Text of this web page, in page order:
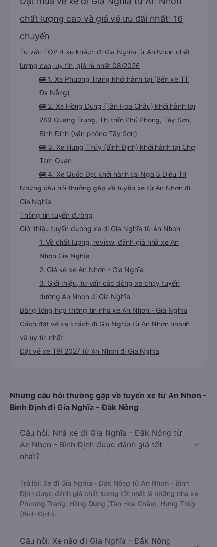
chất lượng cao và giá vé ưu đãi nhất: 16
chuyến
Tư vấn TOP 4 xe khách đi Gia Nghĩa từ An Nhơn chất
lượng cao, uy tín, giá rẻ nhất 08/2026
🚌 1. Xe Phương Trang khởi hành tại (Bến xe TT
Đà Nẵng)
🚌 2. Xe Hồng Dung (Tân Hoa Châu) khởi hành tại
269 Quang Trung, Thị trấn Phú Phong, Tây Sơn,
Bình Định (Văn phòng Tây Sơn)
🚌 3. Xe Hưng Thủy (Bình Định) khởi hành tại Chợ
Tam Quan
🚌 4. Xe Quốc Đạt khởi hành tại Ngã 3 Diêu Trì
Những câu hỏi thường gặp về tuyến xe từ An Nhơn đi
Gia Nghĩa
Thông tin tuyến đường
Giới thiệu tuyến đường xe đi Gia Nghĩa từ An Nhơn
1. Về chất lượng, review, đánh giá nhà xe An
Nhơn Gia Nghĩa
2. Giá vé xe An Nhơn - Gia Nghĩa
3. Giới thiệu, tư vấn các dòng xe chạy tuyến
đường An Nhơn đi Gia Nghĩa
Bảng tổng hợp thông tin nhà xe An Nhơn - Gia Nghĩa
Cách đặt vé xe khách đi Gia Nghĩa từ An Nhơn nhanh
và uy tín nhất
Đặt vé xe Tết 2027 từ An Nhơn đi Gia Nghĩa
Những câu hỏi thường gặp về tuyến xe từ An Nhơn -
Bình Định đi Gia Nghĩa - Đắk Nông
Câu hỏi: Nhà xe đi Gia Nghĩa - Đắk Nông từ
An Nhơn - Bình Định được đánh giá tốt
nhất?
Trả lời: Xe đi Gia Nghĩa - Đắk Nông từ An Nhơn - Bình
Định được đánh giá chất lượng tốt nhất là những nhà xe
Phương Trang, Hồng Dung (Tân Hoa Châu), Hưng Thủy
(Bình Định).
Câu hỏi: Xe nào đi Gia Nghĩa - Đắk Nông